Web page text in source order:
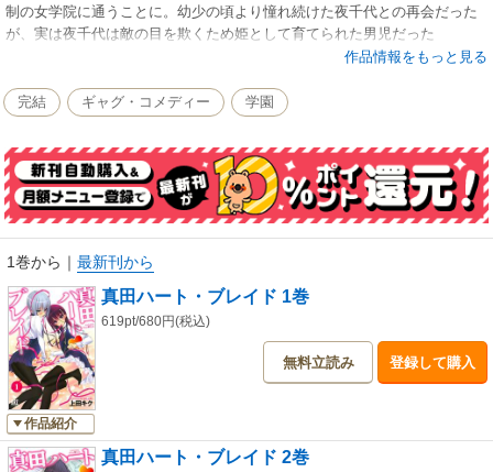
制の女学院に通うことに。幼少の頃より憧れ続けた夜千代との再会だった
が、実は夜千代は敵の目を欺くため姫として育てられた男児だった
作品情報をもっと見る
完結 ギャグ・コメディー 学園
1巻から ｜ 最新刊から
作品紹介
真田ハート・ブレイド 1巻
619pt/680円(税込)
無料立読み 登録して購入
真田ハート・ブレイド 2巻